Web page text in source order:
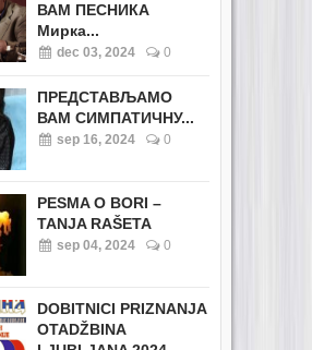
ВАМ ПЕСНИКА
Мирка...
dec 03, 2024 0
ПРЕДСТАВЉАМО
ВАМ СИМПАТИЧНУ...
sep 16, 2024 0
PESMA O BORI –
TANJA RAŠETA
sep 04, 2024 0
DOBITNICI PRIZNANJA
OTADŽBINA